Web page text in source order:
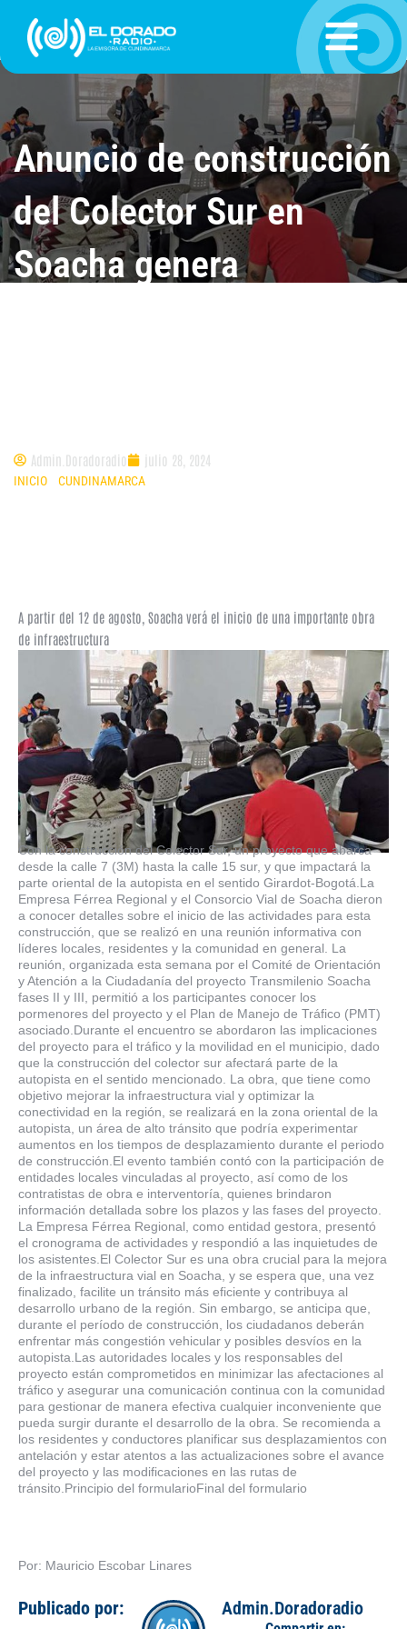
contenido
Anuncio de construcción
del Colector Sur en
Soacha genera
Admin.Doradoradio julio 28, 2024
INICIO CUNDINAMARCA
A partir del 12 de agosto, Soacha verá el inicio de una importante obra
de infraestructura
Con la construcción del Colector Sur, un proyecto que abarca
desde la calle 7 (3M) hasta la calle 15 sur, y que impactará la
parte oriental de la autopista en el sentido Girardot-Bogotá.La
Empresa Férrea Regional y el Consorcio Vial de Soacha dieron
a conocer detalles sobre el inicio de las actividades para esta
construcción, que se realizó en una reunión informativa con
líderes locales, residentes y la comunidad en general. La
reunión, organizada esta semana por el Comité de Orientación
y Atención a la Ciudadanía del proyecto Transmilenio Soacha
fases II y III, permitió a los participantes conocer los
pormenores del proyecto y el Plan de Manejo de Tráfico (PMT)
asociado.Durante el encuentro se abordaron las implicaciones
del proyecto para el tráfico y la movilidad en el municipio, dado
que la construcción del colector sur afectará parte de la
autopista en el sentido mencionado. La obra, que tiene como
objetivo mejorar la infraestructura vial y optimizar la
conectividad en la región, se realizará en la zona oriental de la
autopista, un área de alto tránsito que podría experimentar
aumentos en los tiempos de desplazamiento durante el periodo
de construcción.El evento también contó con la participación de
entidades locales vinculadas al proyecto, así como de los
contratistas de obra e interventoría, quienes brindaron
información detallada sobre los plazos y las fases del proyecto.
La Empresa Férrea Regional, como entidad gestora, presentó
el cronograma de actividades y respondió a las inquietudes de
los asistentes.El Colector Sur es una obra crucial para la mejora
de la infraestructura vial en Soacha, y se espera que, una vez
finalizado, facilite un tránsito más eficiente y contribuya al
desarrollo urbano de la región. Sin embargo, se anticipa que,
durante el período de construcción, los ciudadanos deberán
enfrentar más congestión vehicular y posibles desvíos en la
autopista.Las autoridades locales y los responsables del
proyecto están comprometidos en minimizar las afectaciones al
tráfico y asegurar una comunicación continua con la comunidad
para gestionar de manera efectiva cualquier inconveniente que
pueda surgir durante el desarrollo de la obra. Se recomienda a
los residentes y conductores planificar sus desplazamientos con
antelación y estar atentos a las actualizaciones sobre el avance
del proyecto y las modificaciones en las rutas de
tránsito.Principio del formularioFinal del formulario
Por: Mauricio Escobar Linares
Publicado por: Admin.Doradoradio